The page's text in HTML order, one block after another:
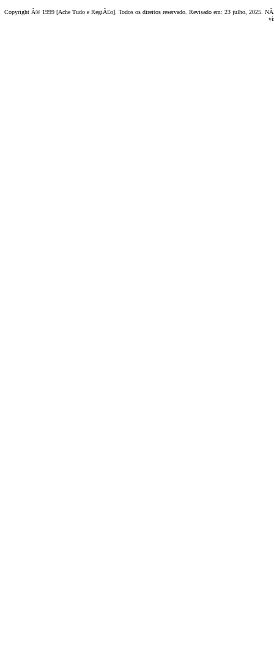
Copyright Â© 1999 [Ache Tudo e RegiÃ£o]. Todos os direitos reservado. Revisado em: 23 julho, 2025 .